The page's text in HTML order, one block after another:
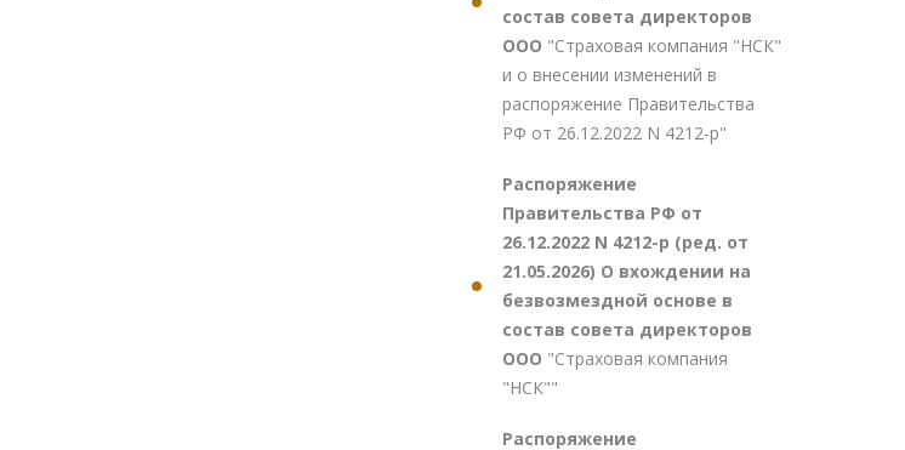
состав совета директоров
ООО "Страховая компания "НСК"
и о внесении изменений в
распоряжение Правительства
РФ от 26.12.2022 N 4212-р"
Распоряжение
Правительства РФ от
26.12.2022 N 4212-р (ред. от
21.05.2026) О вхождении на
безвозмездной основе в
состав совета директоров
ООО "Страховая компания
"НСК""
Распоряжение